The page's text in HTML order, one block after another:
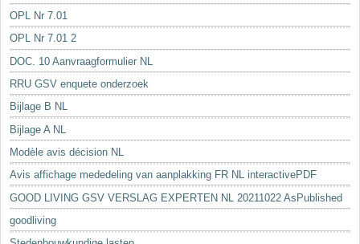
OPL Nr 7.01
OPL Nr 7.01 2
DOC. 10 Aanvraagformulier NL
RRU GSV enquete onderzoek
Bijlage B NL
Bijlage A NL
Modèle avis décision NL
Avis affichage mededeling van aanplakking FR NL interactivePDF
GOOD LIVING GSV VERSLAG EXPERTEN NL 20211022 AsPublished
goodliving